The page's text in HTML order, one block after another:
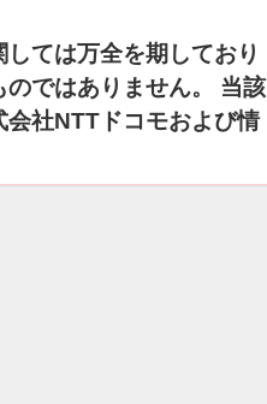
ては万全を期しており
ではありません。 当該
社NTTドコモおよび情